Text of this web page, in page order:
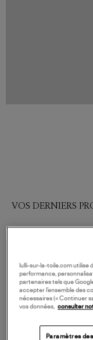
VOS DERNIERS
lulli-sur-la-toile.com utilise
performance,
partenaires tels que
accepter l’ensemble des
nécessaires (« Continuer
vos données, consulter
Paramètres